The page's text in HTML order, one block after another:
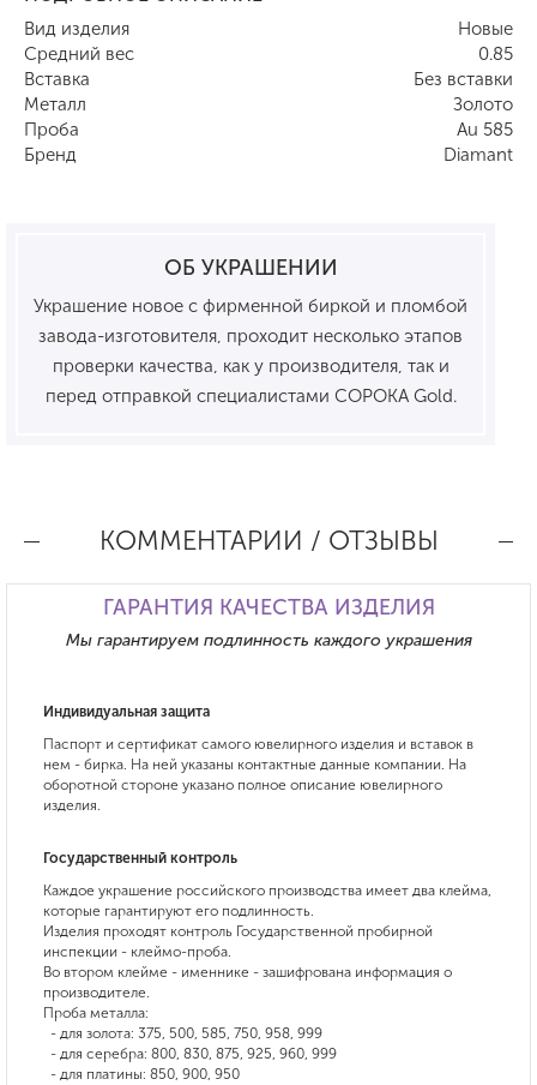
Вид изделия
Новые
Средний вес
0.85
Вставка
Без вставки
Металл
Золото
Проба
Au 585
Бренд
Diamant
ОБ УКРАШЕНИИ
Украшение новое с фирменной биркой и пломбой
завода-изготовителя, проходит несколько этапов
проверки качества, как у производителя, так и
перед отправкой специалистами СОРОКА Gold.
КОММЕНТАРИИ / ОТЗЫВЫ
ГАРАНТИЯ КАЧЕСТВА ИЗДЕЛИЯ
Мы гарантируем подлинность каждого украшения
Индивидуальная защита
Паспорт и сертификат самого ювелирного изделия и вставок в
нем - бирка. На ней указаны контактные данные компании. На
оборотной стороне указано полное описание ювелирного
изделия.
Государственный контроль
Каждое украшение российского производства имеет два клейма,
которые гарантируют его подлинность.
Изделия проходят контроль Государственной пробирной
инспекции - клеймо-проба.
Во втором клейме - именнике - зашифрована информация о
производителе.
Проба металла:
- для золота: 375, 500, 585, 750, 958, 999
- для серебра: 800, 830, 875, 925, 960, 999
- для платины: 850, 900, 950